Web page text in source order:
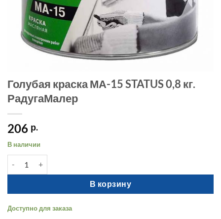
Голубая краска МА-15 STATUS 0,8 кг.
РадугаМалер
206 р.
В наличии
В корзину
Доступно для заказа